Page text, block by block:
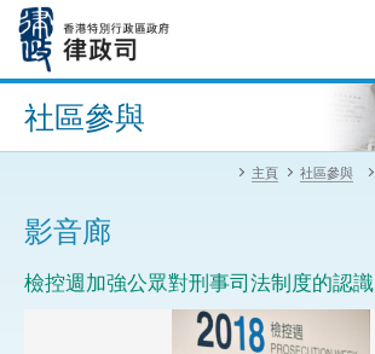
內
進階搜尋
社區參與
主頁 社區參與
影音廊
檢控週加強公眾對刑事司法制度的認識